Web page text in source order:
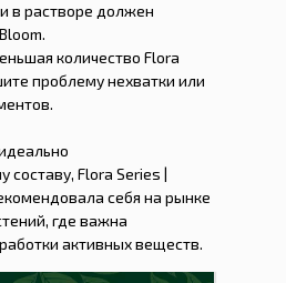
в растворе должен
количество Flora
проблему нехватки или
составу, Flora Series |
себя на рынке
где важна
активных веществ.